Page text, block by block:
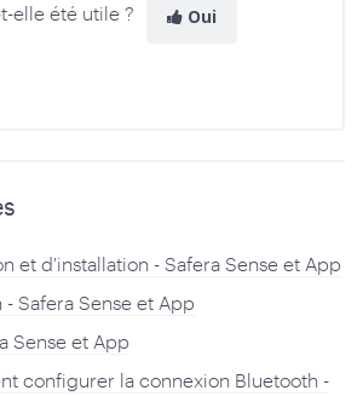
elle été utile ? Oui
et d'installation - Safera Sense et App
Safera Sense et App
Sense et App
configurer la connexion Bluetooth -